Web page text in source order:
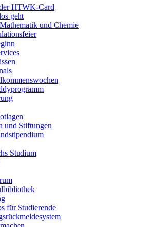
HTWK-Card
geht
und Chemie
und Stiftungen
Studium
für Studierende